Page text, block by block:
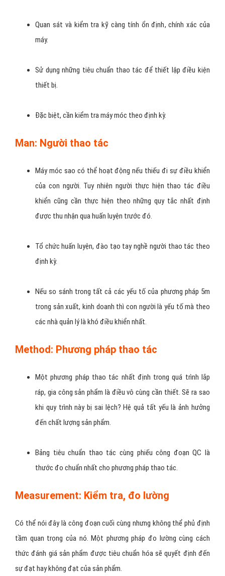
Quan sát và kiểm tra kỹ càng tính ổn định, chính xác của
máy.
Sử dụng những tiêu chuẩn thao tác để thiết lập điều kiện
thiết bị.
Đặc biệt, cần kiểm tra máy móc theo định kỳ.
Man: Người thao tác
Máy móc sao có thể hoạt động nếu thiếu đi sự điều khiển
của con người. Tuy nhiên người thực hiện thao tác điều
khiển cũng cần thực hiện theo những quy tắc nhất định
được thu nhận qua huấn luyện trước đó.
Tổ chức huấn luyện, đào tạo tay nghề người thao tác theo
định kỳ.
Nếu so sánh trong tất cả các yếu tố của phương pháp 5m
trong sản xuất, kinh doanh thì con người là yếu tố mà theo
các nhà quản lý là khó điều khiển nhất.
Method: Phương pháp thao tác
Một phương pháp thao tác nhất định trong quá trình lắp
ráp, gia công sản phẩm là điều vô cùng cần thiết. Sẽ ra sao
khi quy trình này bị sai lệch? Hệ quả tất yếu là ảnh hưởng
đến chất lượng sản phẩm.
Bảng tiêu chuẩn thao tác cùng phiếu công đoạn QC là
thước đo chuẩn nhất cho phương pháp thao tác.
Measurement: Kiểm tra, đo lường
Có thể nói đây là công đoạn cuối cùng nhưng không thể phủ định
tầm quan trọng của nó. Một phương pháp đo lường cùng cách
thức đánh giá sản phẩm được tiêu chuẩn hóa sẽ quyết định đến
sự đạt hay không đạt của sản phẩm.